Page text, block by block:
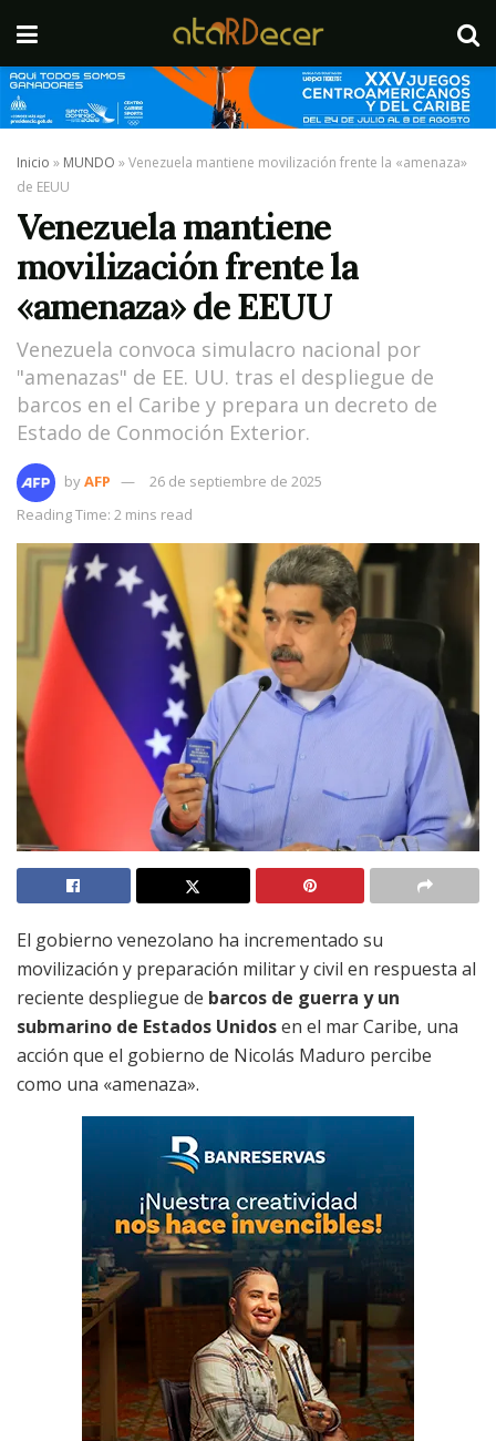
Inicio » MUNDO »Venezuela mantiene movilización frente la «amenaza»
de EEUU
Venezuela mantiene
movilización frente la
«amenaza» de EEUU
Venezuela convoca simulacro nacional por
"amenazas" de EE. UU. tras el despliegue de
barcos en el Caribe y prepara un decreto de
Estado de Conmoción Exterior.
byAFP
26 de septiembre de 2025
Reading Time: 2 mins read
El gobierno venezolano ha incrementado su
movilización y preparación militar y civil en respuesta al
reciente despliegue de barcos de guerra y un
submarino de Estados Unidosen el mar Caribe, una
acción que el gobierno de Nicolás Maduro percibe
como una «amenaza».